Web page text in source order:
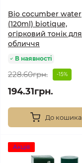
Bio cocumber water
(120ml) biotique,
огірковий тонік для
обличчя
В наявності
228.60грн. -15%
194.31грн.
До кошика
Акція